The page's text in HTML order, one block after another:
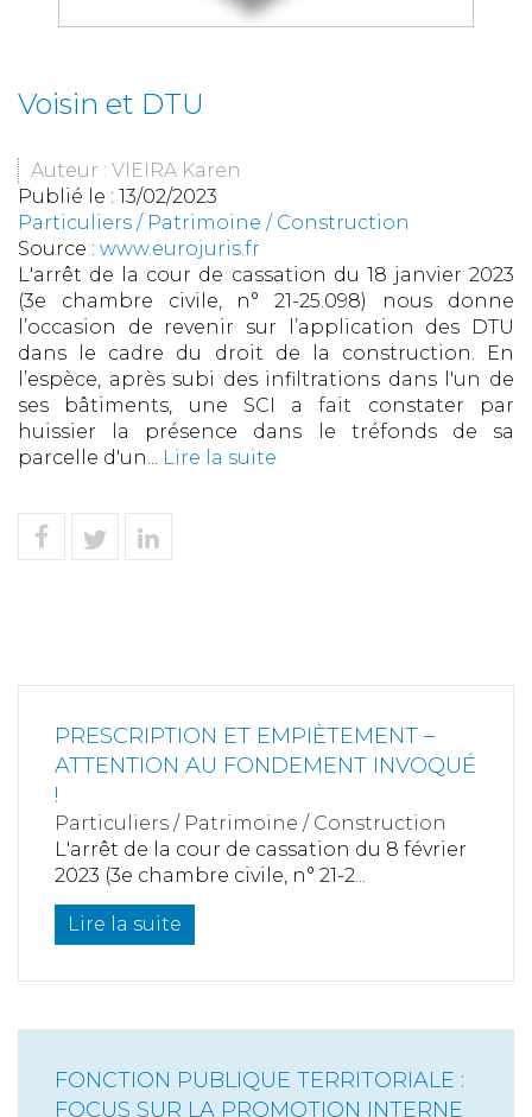
Voisin et DTU
Auteur : VIEIRA Karen
Publié le : 13/02/2023
Particuliers / Patrimoine / Construction
Source : www.eurojuris.fr
L'arrêt de la cour de cassation du 18 janvier 2023
(3e chambre civile, n° 21-25.098) nous donne
l’occasion de revenir sur l’application des DTU
dans le cadre du droit de la construction. En
l’espèce, après subi des infiltrations dans l'un de
ses bâtiments, une SCI a fait constater par
huissier la présence dans le tréfonds de sa
parcelle d'un...
Lire la suite
PRESCRIPTION ET EMPIÈTEMENT –
ATTENTION AU FONDEMENT INVOQUÉ
!
Particuliers / Patrimoine / Construction
L'arrêt de la cour de cassation du 8 février
2023 (3e chambre civile, n° 21-2...
Lire la suite
FONCTION PUBLIQUE TERRITORIALE :
FOCUS SUR LA PROMOTION INTERNE